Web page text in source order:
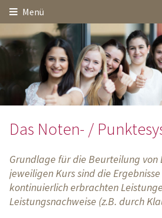
Startseite
Hauptinhalt
Menü
Themennavigation
Das Noten- /
Grundlage für die Beurteilung von
jeweiligen Kurs sind die
kontinuierlich erbrachten
Leistungsnachweise (z.B. durch